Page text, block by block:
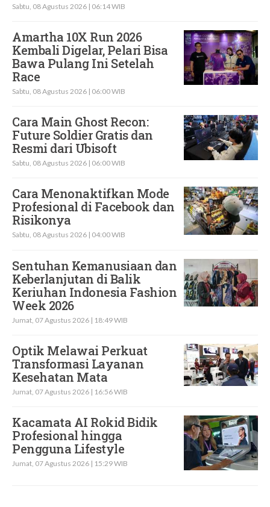
Sabtu, 08 Agustus 2026 | 06:14 WIB
Amartha 10X Run 2026
Kembali Digelar, Pelari Bisa
Bawa Pulang Ini Setelah
Race
Sabtu, 08 Agustus 2026 | 06:00 WIB
Cara Main Ghost Recon:
Future Soldier Gratis dan
Resmi dari Ubisoft
Sabtu, 08 Agustus 2026 | 06:00 WIB
Cara Menonaktifkan Mode
Profesional di Facebook dan
Risikonya
Sabtu, 08 Agustus 2026 | 04:00 WIB
Sentuhan Kemanusiaan dan
Keberlanjutan di Balik
Keriuhan Indonesia Fashion
Week 2026
Jumat, 07 Agustus 2026 | 18:49 WIB
Optik Melawai Perkuat
Transformasi Layanan
Kesehatan Mata
Jumat, 07 Agustus 2026 | 16:56 WIB
Kacamata AI Rokid Bidik
Profesional hingga
Pengguna Lifestyle
Jumat, 07 Agustus 2026 | 15:29 WIB